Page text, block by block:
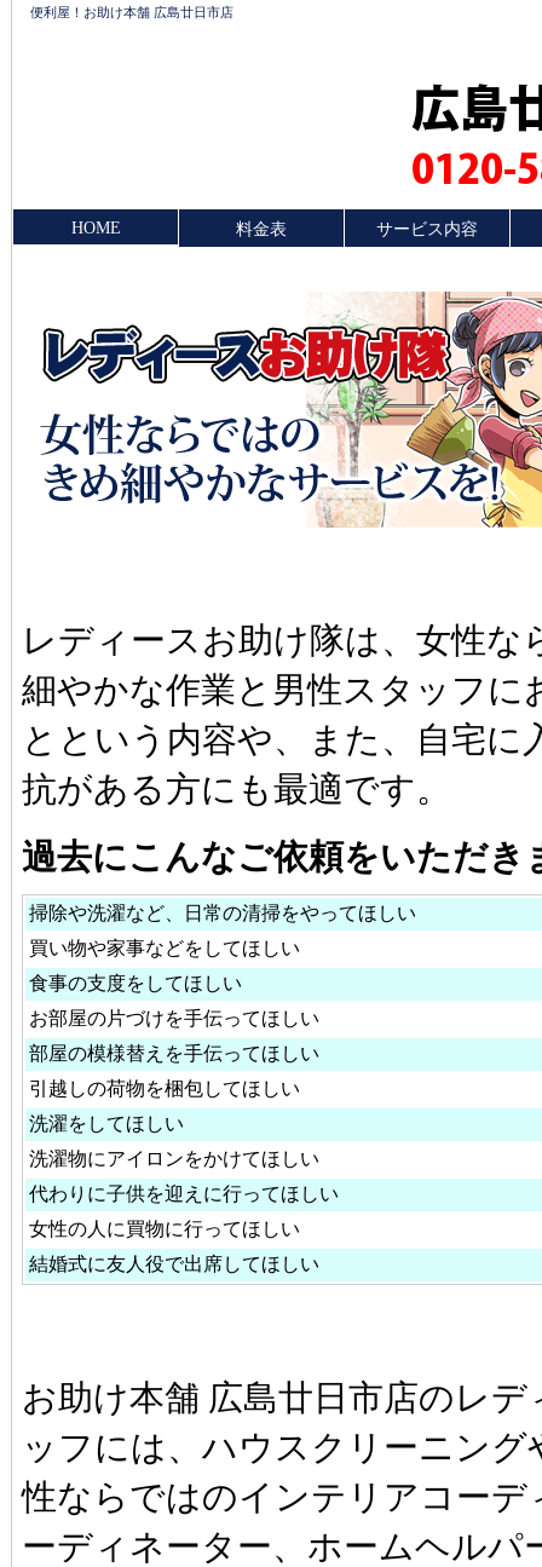
便利屋！お助け本舗 広島廿日市店
広島
0120-
HOME 料金表 サービス内容
レディースお助け隊は、女性な
細やかな作業と男性スタッフに
とという内容や、また、自宅に
抗がある方にも最適です。
過去にこんなご依頼をいただき
掃除や洗濯など、日常の清掃をやってほしい
買い物や家事などをしてほしい
食事の支度をしてほしい
お部屋の片づけを手伝ってほしい
部屋の模様替えを手伝ってほしい
引越しの荷物を梱包してほしい
洗濯をしてほしい
洗濯物にアイロンをかけてほしい
代わりに子供を迎えに行ってほしい
女性の人に買物に行ってほしい
結婚式に友人役で出席してほしい
お助け本舗 広島廿日市店のレ
ッフには、ハウスクリーニング
性ならではのインテリアコーデ
ーディネーター、ホームヘルパ